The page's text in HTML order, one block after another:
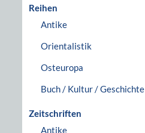
Reihen
Antike
Orientalistik
Osteuropa
Buch / Kultur / Geschichte
Zeitschriften
Antike